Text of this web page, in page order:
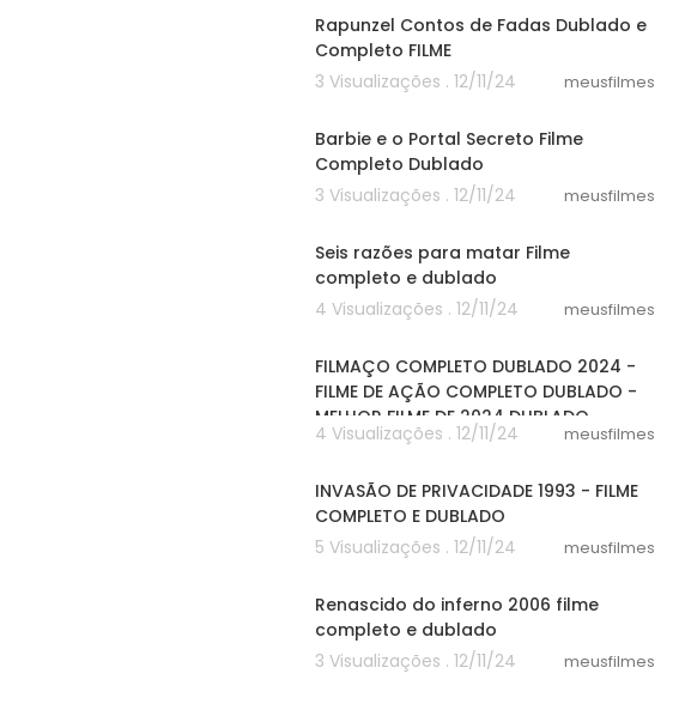
Rapunzel Contos de Fadas Dublado e
Completo FILME
3 Visualizações . 12/11/24
meusfilmes
Barbie e o Portal Secreto Filme
Completo Dublado
3 Visualizações . 12/11/24
meusfilmes
Seis razões para matar Filme
completo e dublado
4 Visualizações . 12/11/24
meusfilmes
FILMAÇO COMPLETO DUBLADO 2024 -
FILME DE AÇÃO COMPLETO DUBLADO -
MELHOR FILME DE 2024 DUBLADO
4 Visualizações . 12/11/24 meusfilmes
INVASÃO DE PRIVACIDADE 1993 - FILME
COMPLETO E DUBLADO
5 Visualizações . 12/11/24
meusfilmes
Renascido do inferno 2006 filme
completo e dublado
3 Visualizações . 12/11/24
meusfilmes